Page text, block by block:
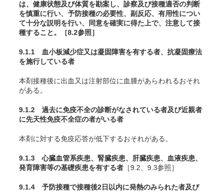
は、健康状態及び体質を勘案し、診察及び接種適否の判断
を慎重に行い、予防接種の必要性、副反応、有用性につい
て十分な説明を行い、同意を確実に得た上で、注意して接
種すること。［8.2参照］
9.1.1 血小板減少症又は凝固障害を有する者、抗凝固療法
を施行している者
本剤接種後に出血又は注射部位に血腫があらわれるおそれ
がある。
9.1.2 過去に免疫不全の診断がなされている者及び近親者
に先天性免疫不全症の者がいる者
本剤に対する免疫応答が低下するおそれがある。
9.1.3 心臓血管系疾患、腎臓疾患、肝臓疾患、血液疾患、
発育障害等の基礎疾患を有する者 ［9.2、9.3参照］
9.1.4 予防接種で接種後2日以内に発熱のみられた者及び